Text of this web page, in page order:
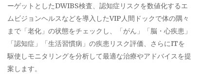
ーゲットとしたDWIBS検査、認知症リスクを数値化するエ
ムビジョンヘルスなどを導入したVIP人間ドックで体の隅々
まで「老化」の状態をチェックし、「がん」「脳・心疾患」
「認知症」「生活習慣病」の疾患リスク評価、さらにITを
駆使しモニタリングを分析して最適な治療やアドバイスを提
案します。